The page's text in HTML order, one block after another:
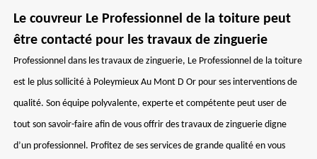
Le couvreur Le Professionnel de la toiture peut
être contacté pour les travaux de zinguerie
Professionnel dans les travaux de zinguerie, Le Professionnel de la toiture
est le plus sollicité à Poleymieux Au Mont D Or pour ses interventions de
qualité. Son équipe polyvalente, experte et compétente peut user de
tout son savoir-faire afin de vous offrir des travaux de zinguerie digne
d’un professionnel. Profitez de ses services de grande qualité en vous